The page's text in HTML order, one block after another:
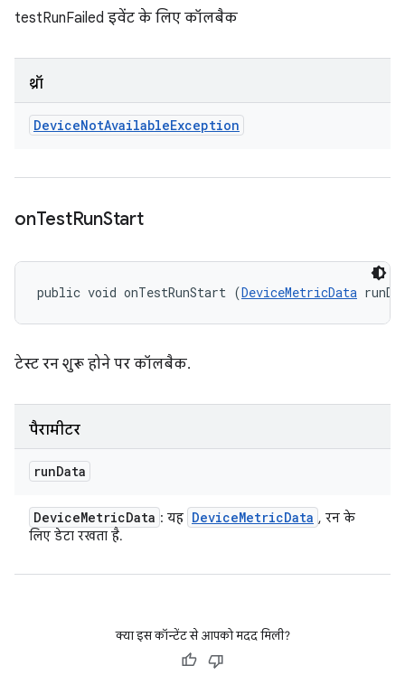
testRunFailed इवेंट के लिए कॉलबैक
थ्रॉ
DeviceNotAvailableException
onTestRunStart
public void onTestRunStart (DeviceMetricData
टेस्ट रन शुरू होने पर कॉलबैक.
पैरामीटर
runData
DeviceMetricData : यह DeviceMetricData , रन के
लिए डेटा रखता है.
क्या इस कॉन्टेंट से आपको मदद मिली?